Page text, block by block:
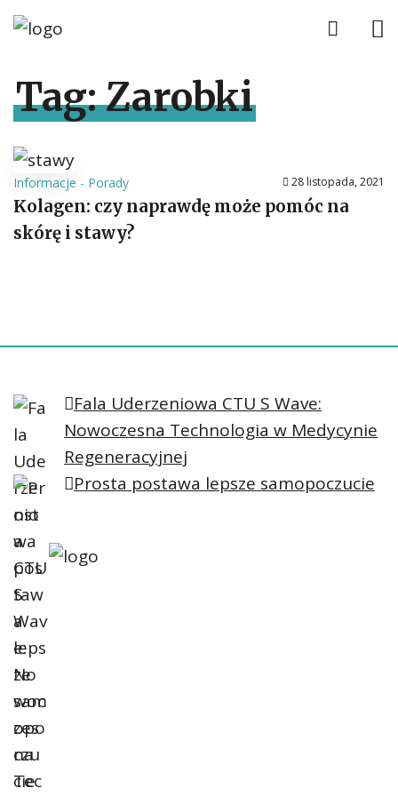
Tag:Zarobki
Informacje - Porady 28 listopada, 2021
Kolagen: czy naprawdę może pomóc na
skórę i stawy?
Fala Uderzeniowa CTU S Wave:
Nowoczesna Technologia w Medycynie
Regeneracyjnej
Prosta postawa lepsze samopoczucie